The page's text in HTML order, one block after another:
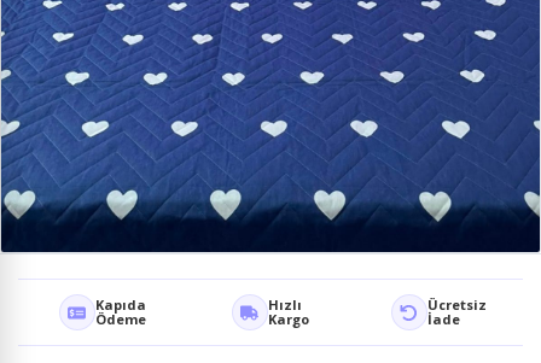
Kapıda
Ödeme
Hızlı
Kargo
Ücretsiz
İade